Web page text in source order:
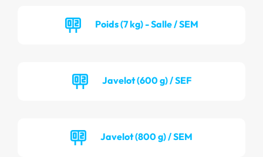
Poids (7 kg) - Salle / SEM
Javelot (600 g) / SEF
Javelot (800 g) / SEM